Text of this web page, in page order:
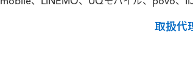
、LINEMO、UQモバイル、povo、
取扱代